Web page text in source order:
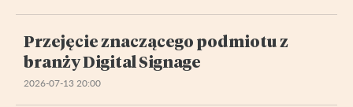
Przejęcie znaczącego podmiotu z
branży Digital Signage
2026-07-13 20:00